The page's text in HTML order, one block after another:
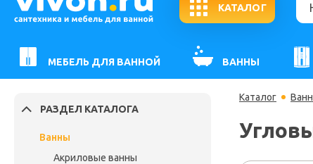
КАТАЛОГ
МЕБЕЛЬ ДЛЯ ВАННОЙ ВАННЫ
РАЗДЕЛ КАТАЛОГА
Ванны
Акриловые ванны
Каталог